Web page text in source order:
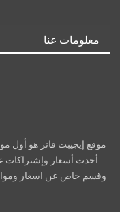
معلومات عنا
موقع إيجيبت فانز هو أول
أحدث أسعار وإشتراكات
وقسم خاص عن اسعار